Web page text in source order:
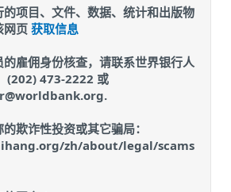
项目、文件、数据、统计和出版物
网页 获取信息
雇佣身份核查，请联系世界银行人
(202) 473-2222 或
欺诈性投资或其它骗局：
zh/about/legal/scams